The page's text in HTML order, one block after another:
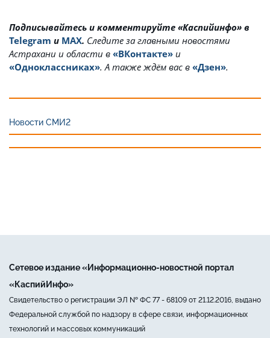
Подписывайтесь и комментируйте «Каспийинфо» в
Telegram и MAX. Cледите за главными новостями
Астрахани и области в «ВКонтакте» и
«Одноклассниках». А также ждём вас в «Дзен».
Новости СМИ2
Сетевое издание «Информационно-новостной портал
«КаспийИнфо»
Свидетельство о регистрации ЭЛ № ФС 77 - 68109 от 21.12.2016, выдано
Федеральной службой по надзору в сфере связи, информационных
технологий и массовых коммуникаций